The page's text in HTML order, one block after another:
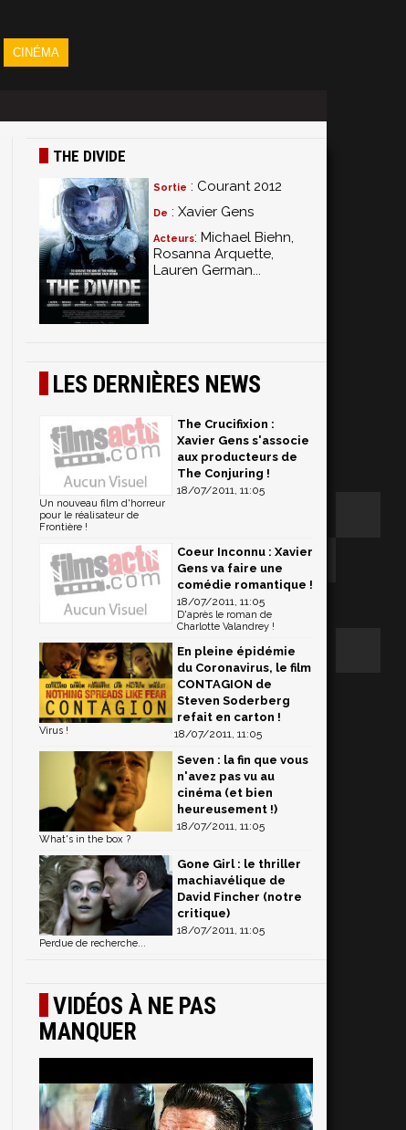
CINÉMA
THE DIVIDE
Sortie : Courant 2012
De : Xavier Gens
Acteurs: Michael Biehn,
Rosanna Arquette,
Lauren German...
LES DERNIÈRES NEWS
The Crucifixion :
Xavier Gens s'associe
aux producteurs de
The Conjuring !
18/07/2011, 11:05
Un nouveau film d'horreur
pour le réalisateur de
Frontière !
Coeur Inconnu : Xavier
Gens va faire une
comédie romantique !
18/07/2011, 11:05
D'après le roman de
Charlotte Valandrey !
En pleine épidémie
du Coronavirus, le film
CONTAGION de
Steven Soderberg
refait en carton !
18/07/2011, 11:05
Virus !
Seven : la fin que vous
n'avez pas vu au
cinéma (et bien
heureusement !)
18/07/2011, 11:05
What's in the box ?
Gone Girl : le thriller
machiavélique de
David Fincher (notre
critique)
18/07/2011, 11:05
Perdue de recherche...
VIDÉOS À NE PAS
MANQUER